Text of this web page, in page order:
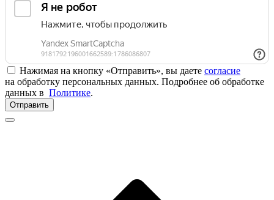
Нажимая на кнопку «Отправить», вы даете согласие
на обработку персональных данных. Подробнее об обработке
данных в Политике.
Отправить